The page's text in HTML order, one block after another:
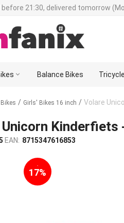
before 21:30, delivered tomorrow
 Balance Bikes
/ Girls' Bikes 16 inch / Volare
Kinderfiets
EAN: 8715347616853
-
17%